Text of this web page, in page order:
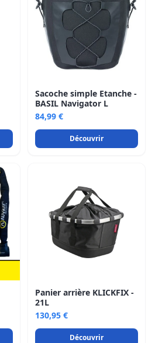
Gallery
CONTACT US
Sacoche simple Etanche -
BASIL Navigator L
84,99 €
Découvrir
Panier arrière KLICKFIX -
21L
130,95 €
Découvrir